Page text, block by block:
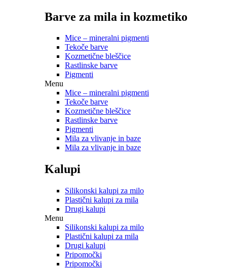
Barve za mila in kozmetiko
Mice – mineralni pigmenti
Tekoče barve
Kozmetične bleščice
Rastlinske barve
Pigmenti
Menu
Mice – mineralni pigmenti
Tekoče barve
Kozmetične bleščice
Rastlinske barve
Pigmenti
Mila za vlivanje in baze
Mila za vlivanje in baze
Kalupi
Silikonski kalupi za milo
Plastični kalupi za mila
Drugi kalupi
Menu
Silikonski kalupi za milo
Plastični kalupi za mila
Drugi kalupi
Pripomočki
Pripomočki